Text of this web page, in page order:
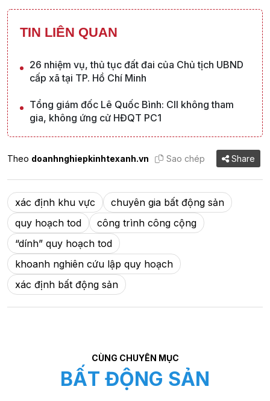
TIN LIÊN QUAN
26 nhiệm vụ, thủ tục đất đai của Chủ tịch UBND
cấp xã tại TP. Hồ Chí Minh
Tổng giám đốc Lê Quốc Bình: CII không tham
gia, không ứng cử HĐQT PC1
Theo doanhnghiepkinhtexanh.vn Sao chép Share
xác định khu vực
chuyên gia bất động sản
quy hoạch tod
công trình công cộng
“dính” quy hoạch tod
khoanh nghiên cứu lập quy hoạch
xác định bất động sản
CÙNG CHUYÊN MỤC
BẤT ĐỘNG SẢN